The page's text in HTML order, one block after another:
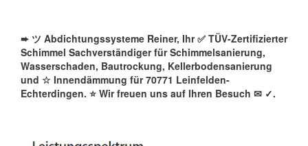
➨ ツ Abdichtungssysteme Reiner, Ihr ✅ TÜV-Zertifizierter
Schimmel Sachverständiger für Schimmelsanierung,
Wasserschaden, Bautrockung, Kellerbodensanierung
und ☆ Innendämmung für 70771 Leinfelden-
Echterdingen. ⭐ Wir freuen uns auf Ihren Besuch ✉ ✓️.